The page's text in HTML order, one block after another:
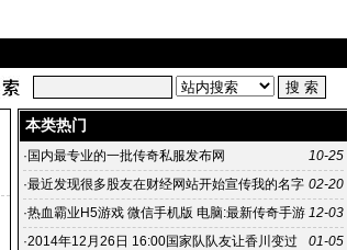
本类热门
10-25
· 国内最专业的一批传奇私服发布网
02-20
·最近发现很多股友在财经网站开始宣传我的名字
了
12-03
·热血霸业H5游戏 微信手机版 电脑:最新传奇手游
开服表 版在
01-05
·2014年12月26日 16:00国家队队友让香川变过